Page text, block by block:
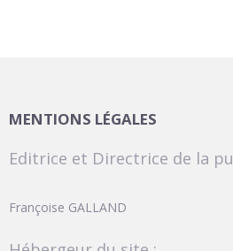
MENTIONS LÉGALES
Editrice et Directrice de la
Françoise GALLAND